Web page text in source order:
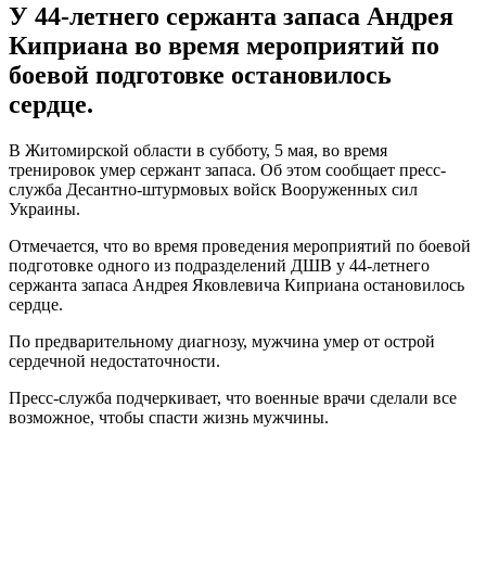
У 44-летнего сержанта запаса Андрея
Киприана во время мероприятий по
боевой подготовке остановилось
сердце.
В Житомирской области в субботу, 5 мая, во время
тренировок умер сержант запаса. Об этом сообщает пресс-
служба Десантно-штурмовых войск Вооруженных сил
Украины.
Отмечается, что во время проведения мероприятий по боевой
подготовке одного из подразделений ДШВ у 44-летнего
сержанта запаса Андрея Яковлевича Киприана остановилось
сердце.
По предварительному диагнозу, мужчина умер от острой
сердечной недостаточности.
Пресс-служба подчеркивает, что военные врачи сделали все
возможное, чтобы спасти жизнь мужчины.